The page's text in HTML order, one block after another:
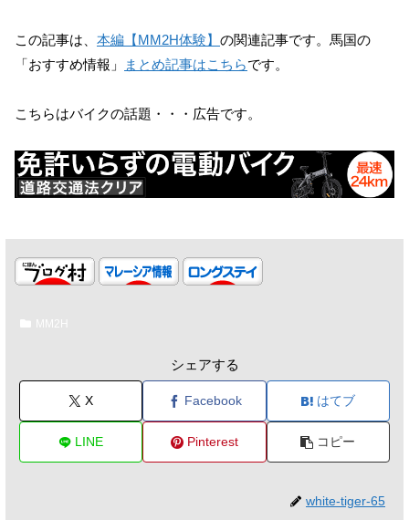
この記事は、 本編【MM2H体験】 の関連記事です。馬国の
「おすすめ情報」
まとめ記事はこちらです。
こちらはバイクの話題・・・広告です。
MM2H
シェアする
X Facebook はてブ
LINE Pinterest コピー
white-tiger-65